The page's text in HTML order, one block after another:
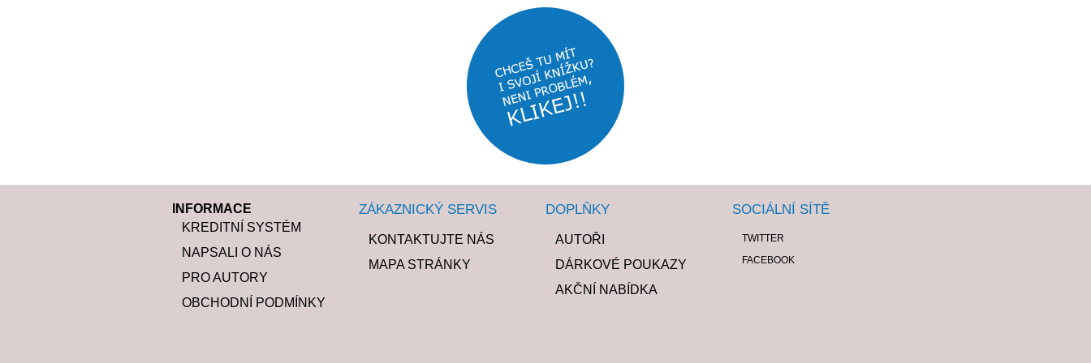
INFORMACE
KREDITNÍ SYSTÉM
NAPSALI O NÁS
PRO AUTORY
OBCHODNÍ PODMÍNKY
ZÁKAZNICKÝ SERVIS
KONTAKTUJTE NÁS
MAPA STRÁNKY
DOPLŇKY
AUTOŘI
DÁRKOVÉ POUKAZY
AKČNÍ NABÍDKA
SOCIÁLNÍ SÍTĚ
TWITTER
FACEBOOK